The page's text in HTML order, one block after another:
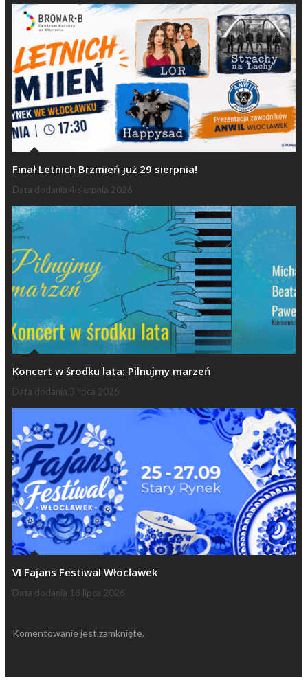
Finał Letnich Brzmień już 29 sierpnia!
Data dodania 4 sierpnia 2026
Koncert w środku lata: Pilnujmy marzeń
Data dodania 3 lipca 2026
VI Fajans Festiwal Włocławek
Data dodania 18 lipca 2026
Komentowanie jest zamknięte.